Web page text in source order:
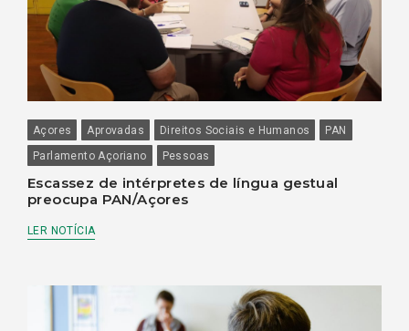
Açores Aprovadas Direitos Sociais e Humanos
PAN
Parlamento Açoriano
Pessoas
Escassez de intérpretes de língua gestual
preocupa PAN/Açores
LER NOTÍCIA